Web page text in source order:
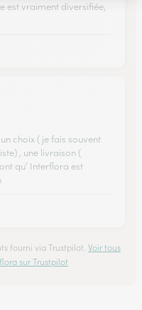
est vraiment diversifiée,
choix ( je fais souvent
, une livraison (
qu’ Interflora est
fourni via Trustpilot. Voir tous
sur Trustpilot